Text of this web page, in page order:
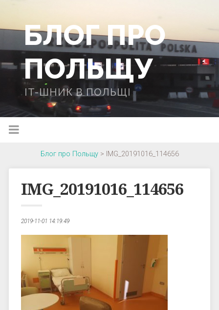
БЛОГ ПРО
ПОЛЬЩУ
IT-ШНИК В ПОЛЬЩІ
Блог про Польщу> IMG_20191016_114656
IMG_20191016_114656
2019-11-01 14:19:49